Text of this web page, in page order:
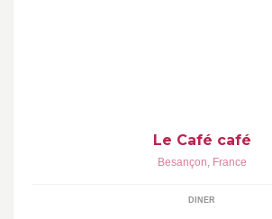
Le Café café
Besançon, France
DINER